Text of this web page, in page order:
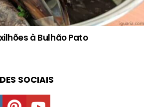
à Bulhão Pato
SOCIAIS
pinterestyoutube